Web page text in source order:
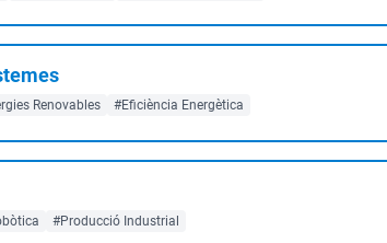
Renovables #Eficiència Energètica
#Producció Industrial